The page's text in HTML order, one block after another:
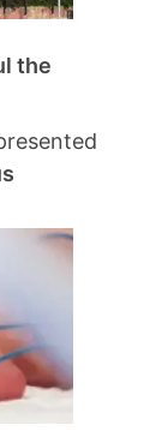
the